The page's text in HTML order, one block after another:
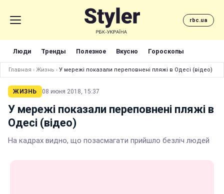
rbc.ua
Люди Тренды Полезное Вкусно Гороскопы
Главная › Жизнь › У мережі показали переповнені пляжі в Одесі (відео)
ЖИЗНЬ 08 июня 2018, 15:37
У мережі показали переповнені пляжі в
Одесі (відео)
На кадрах видно, що позасмагати прийшло безліч людей